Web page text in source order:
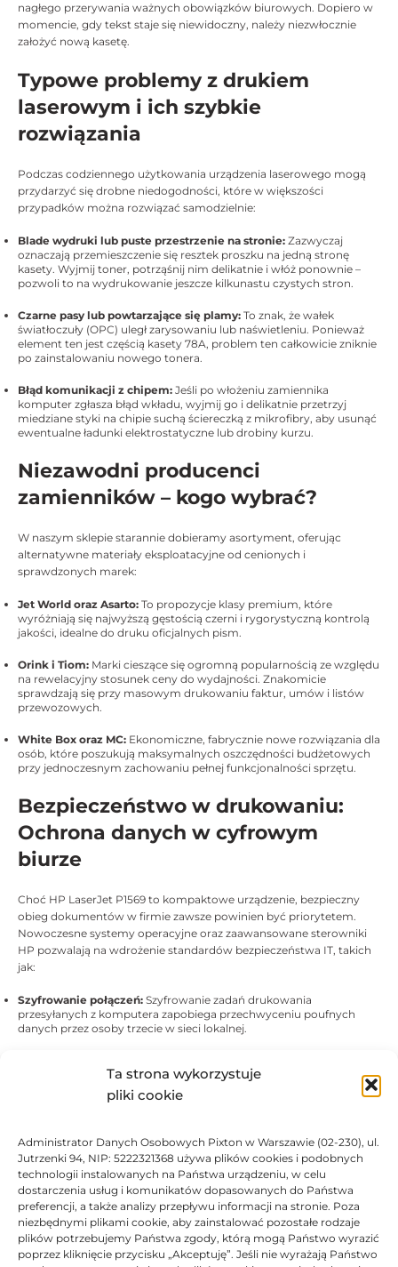
Ta strona wykorzystuje
pliki cookie
Administrator Danych Osobowych Pixton w Warszawie (02-230), ul.
Jutrzenki 94, NIP: 5222321368 używa plików cookies i podobnych
technologii instalowanych na Państwa urządzeniu, w celu
dostarczenia usług i komunikatów dopasowanych do Państwa
preferencji, a także analizy przepływu informacji na stronie. Poza
niezbędnymi plikami cookie, aby zainstalować pozostałe rodzaje
plików potrzebujemy Państwa zgody, którą mogą Państwo wyrazić
poprzez kliknięcie przycisku „Akceptuję”. Jeśli nie wyrażają Państwo
nagłego przerywania ważnych obowiązków biurowych. Dopiero w
momencie, gdy tekst staje się niewidoczny, należy niezwłocznie
założyć nową kasetę.
Typowe problemy z drukiem
laserowym i ich szybkie
rozwiązania
Podczas codziennego użytkowania urządzenia laserowego mogą
przydarzyć się drobne niedogodności, które w większości
przypadków można rozwiązać samodzielnie:
Blade wydruki lub puste przestrzenie na stronie: Zazwyczaj
oznaczają przemieszczenie się resztek proszku na jedną stronę
kasety. Wyjmij toner, potrząśnij nim delikatnie i włóż ponownie –
pozwoli to na wydrukowanie jeszcze kilkunastu czystych stron.
Czarne pasy lub powtarzające się plamy: To znak, że wałek
światłoczuły (OPC) uległ zarysowaniu lub naświetleniu. Ponieważ
element ten jest częścią kasety 78A, problem ten całkowicie zniknie
po zainstalowaniu nowego tonera.
Błąd komunikacji z chipem: Jeśli po włożeniu zamiennika
komputer zgłasza błąd wkładu, wyjmij go i delikatnie przetrzyj
miedziane styki na chipie suchą ściereczką z mikrofibry, aby usunąć
ewentualne ładunki elektrostatyczne lub drobiny kurzu.
Niezawodni producenci
zamienników – kogo wybrać?
W naszym sklepie starannie dobieramy asortyment, oferując
alternatywne materiały eksploatacyjne od cenionych i
sprawdzonych marek:
Jet World oraz Asarto: To propozycje klasy premium, które
wyróżniają się najwyższą gęstością czerni i rygorystyczną kontrolą
jakości, idealne do druku oficjalnych pism.
Orink i Tiom: Marki cieszące się ogromną popularnością ze względu
na rewelacyjny stosunek ceny do wydajności. Znakomicie
sprawdzają się przy masowym drukowaniu faktur, umów i listów
przewozowych.
White Box oraz MC: Ekonomiczne, fabrycznie nowe rozwiązania dla
osób, które poszukują maksymalnych oszczędności budżetowych
przy jednoczesnym zachowaniu pełnej funkcjonalności sprzętu.
Bezpieczeństwo w drukowaniu:
Ochrona danych w cyfrowym
biurze
Choć HP LaserJet P1569 to kompaktowe urządzenie, bezpieczny
obieg dokumentów w firmie zawsze powinien być priorytetem.
Nowoczesne systemy operacyjne oraz zaawansowane sterowniki
HP pozwalają na wdrożenie standardów bezpieczeństwa IT, takich
jak:
Szyfrowanie połączeń: Szyfrowanie zadań drukowania
przesyłanych z komputera zapobiega przechwyceniu poufnych
danych przez osoby trzecie w sieci lokalnej.
do komputera sterującego drukarką chroni przed
nieautoryzowanym uruchomieniem wydruku.
bufor pamięci po każdym zakończonym zadaniu, co uniemożliwia
odzyskanie drukowanych treści (np. danych osobowych czy
raportów finansowych).
Dlaczego warto zamówić na toner-
drukarki.pl?